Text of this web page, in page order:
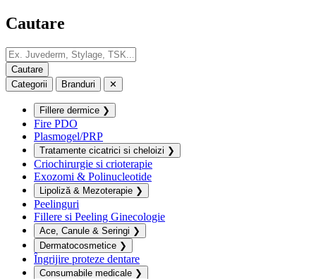
Cautare
Categorii Branduri ✕
Fillere dermice ❯
Fire PDO
Plasmogel/PRP
Tratamente cicatrici si cheloizi ❯
Criochirurgie si crioterapie
Exozomi & Polinucleotide
Lipoliză & Mezoterapie ❯
Peelinguri
Fillere si Peeling Ginecologie
Ace, Canule & Seringi ❯
Dermatocosmetice ❯
Îngrijire proteze dentare
Consumabile medicale ❯